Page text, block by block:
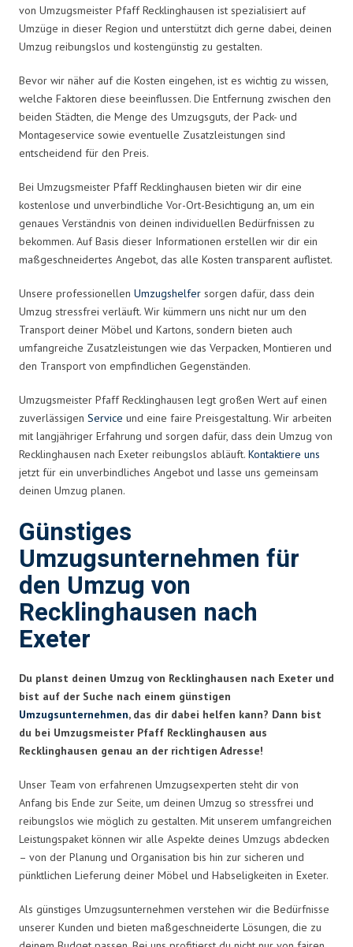
von Umzugsmeister Pfaff Recklinghausen ist spezialisiert auf
Umzüge in dieser Region und unterstützt dich gerne dabei, deinen
Umzug reibungslos und kostengünstig zu gestalten.
Bevor wir näher auf die Kosten eingehen, ist es wichtig zu wissen,
welche Faktoren diese beeinflussen. Die Entfernung zwischen den
beiden Städten, die Menge des Umzugsguts, der Pack- und
Montageservice sowie eventuelle Zusatzleistungen sind
entscheidend für den Preis.
Bei Umzugsmeister Pfaff Recklinghausen bieten wir dir eine
kostenlose und unverbindliche Vor-Ort-Besichtigung an, um ein
genaues Verständnis von deinen individuellen Bedürfnissen zu
bekommen. Auf Basis dieser Informationen erstellen wir dir ein
maßgeschneidertes Angebot, das alle Kosten transparent auflistet.
Unsere professionellen Umzugshelfer sorgen dafür, dass dein
Umzug stressfrei verläuft. Wir kümmern uns nicht nur um den
Transport deiner Möbel und Kartons, sondern bieten auch
umfangreiche Zusatzleistungen wie das Verpacken, Montieren und
den Transport von empfindlichen Gegenständen.
Umzugsmeister Pfaff Recklinghausen legt großen Wert auf einen
zuverlässigen Service und eine faire Preisgestaltung. Wir arbeiten
mit langjähriger Erfahrung und sorgen dafür, dass dein Umzug von
Recklinghausen nach Exeter reibungslos abläuft. Kontaktiere uns
jetzt für ein unverbindliches Angebot und lasse uns gemeinsam
deinen Umzug planen.
Günstiges
Umzugsunternehmen für
den Umzug von
Recklinghausen nach
Exeter
Du planst deinen Umzug von Recklinghausen nach Exeter und
bist auf der Suche nach einem günstigen
Umzugsunternehmen, das dir dabei helfen kann? Dann bist
du bei Umzugsmeister Pfaff Recklinghausen aus
Recklinghausen genau an der richtigen Adresse!
Unser Team von erfahrenen Umzugsexperten steht dir von
Anfang bis Ende zur Seite, um deinen Umzug so stressfrei und
reibungslos wie möglich zu gestalten. Mit unserem umfangreichen
Leistungspaket können wir alle Aspekte deines Umzugs abdecken
– von der Planung und Organisation bis hin zur sicheren und
pünktlichen Lieferung deiner Möbel und Habseligkeiten in Exeter.
Als günstiges Umzugsunternehmen verstehen wir die Bedürfnisse
unserer Kunden und bieten maßgeschneiderte Lösungen, die zu